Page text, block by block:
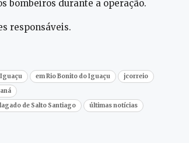
bombeiros durante a operação.
responsáveis.
Iguaçu em Rio Bonito do Iguaçu
jcorreio
de Salto Santiago
últimas notícias